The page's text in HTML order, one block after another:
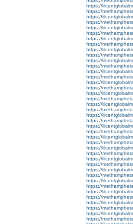
https://
https://
https://
https://
https://
https://
https://
https://
https://
https://
https://
https://
https://
https://
https://
https://
https://
https://
https://
https://
https://
https://
https://
https://
https://
https://
https://
https://
https://
https://
https://
https://
https://
https://
https://
https://
https://
https://
https://
https://